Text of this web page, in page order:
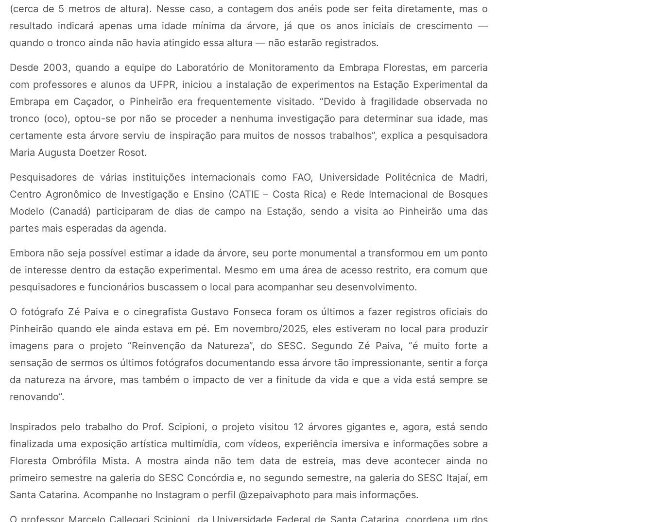
(cerca de 5 metros de altura). Nesse caso, a contagem dos anéis pode ser feita diretamente, mas o
resultado indicará apenas uma idade mínima da árvore, já que os anos iniciais de crescimento —
quando o tronco ainda não havia atingido essa altura — não estarão registrados.
Desde 2003, quando a equipe do Laboratório de Monitoramento da Embrapa Florestas, em parceria
com professores e alunos da UFPR, iniciou a instalação de experimentos na Estação Experimental da
Embrapa em Caçador, o Pinheirão era frequentemente visitado. “Devido à fragilidade observada no
tronco (oco), optou-se por não se proceder a nenhuma investigação para determinar sua idade, mas
certamente esta árvore serviu de inspiração para muitos de nossos trabalhos”, explica a pesquisadora
Maria Augusta Doetzer Rosot.
Pesquisadores de várias instituições internacionais como FAO, Universidade Politécnica de Madri,
Centro Agronômico de Investigação e Ensino (CATIE – Costa Rica) e Rede Internacional de Bosques
Modelo (Canadá) participaram de dias de campo na Estação, sendo a visita ao Pinheirão uma das
partes mais esperadas da agenda.
Embora não seja possível estimar a idade da árvore, seu porte monumental a transformou em um ponto
de interesse dentro da estação experimental. Mesmo em uma área de acesso restrito, era comum que
pesquisadores e funcionários buscassem o local para acompanhar seu desenvolvimento.
O fotógrafo Zé Paiva e o cinegrafista Gustavo Fonseca foram os últimos a fazer registros oficiais do
Pinheirão quando ele ainda estava em pé. Em novembro/2025, eles estiveram no local para produzir
imagens para o projeto “Reinvenção da Natureza”, do SESC. Segundo Zé Paiva, “é muito forte a
sensação de sermos os últimos fotógrafos documentando essa árvore tão impressionante, sentir a força
da natureza na árvore, mas também o impacto de ver a finitude da vida e que a vida está sempre se
renovando”.
Inspirados pelo trabalho do Prof. Scipioni, o projeto visitou 12 árvores gigantes e, agora, está sendo
finalizada uma exposição artística multimídia, com vídeos, experiência imersiva e informações sobre a
Floresta Ombrófila Mista. A mostra ainda não tem data de estreia, mas deve acontecer ainda no
primeiro semestre na galeria do SESC Concórdia e, no segundo semestre, na galeria do SESC Itajaí, em
Santa Catarina. Acompanhe no Instagram o perfil @zepaivaphoto para mais informações.
O professor Marcelo Callegari Scipioni, da Universidade Federal de Santa Catarina, coordena um dos